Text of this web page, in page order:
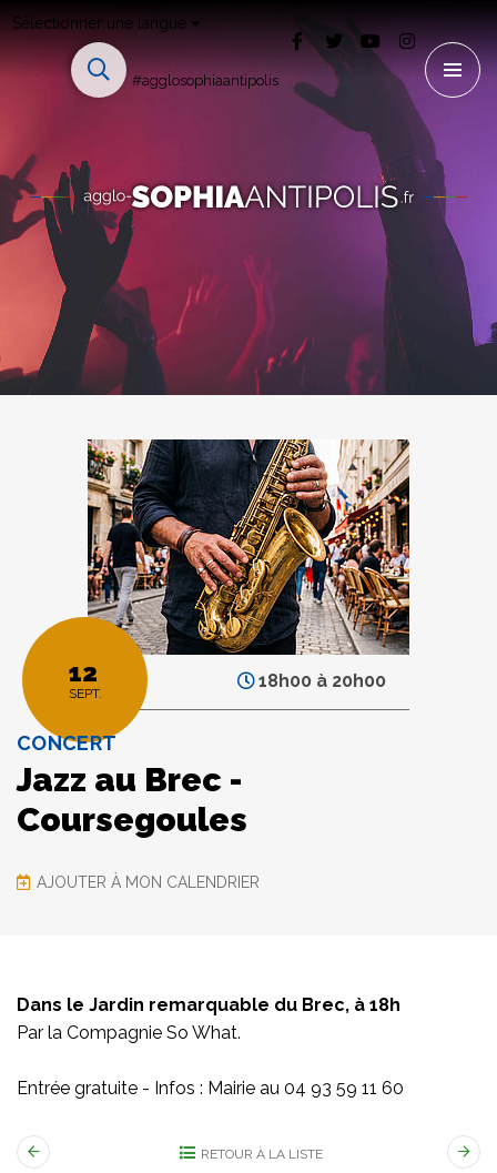
Sélectionner une langue
#agglosophiaantipolis
12
SEPT.
18h00 à 20h00
CONCERT
Jazz au Brec -
Coursegoules
AJOUTER À MON CALENDRIER
Dans le Jardin remarquable du Brec, à 18h
Par la Compagnie So What.
Entrée gratuite - Infos : Mairie au 04 93 59 11 60
RETOUR À LA LISTE